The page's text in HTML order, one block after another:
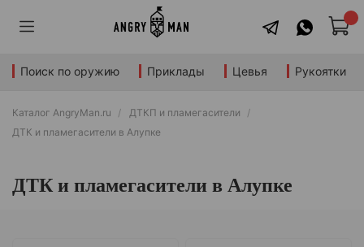
Поиск по оружию Приклады Цевья Рукоятки
Каталог AngryMan.ru
ДТКП и пламегасители
ДТК и пламегасители в Алупке
ДТК и пламегасители в Алупке